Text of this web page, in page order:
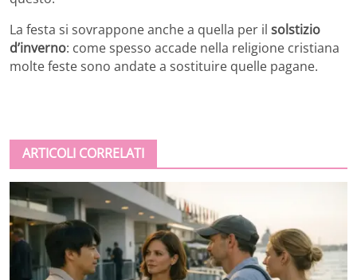
La festa si sovrappone anche a quella per il solstizio
d’inverno: come spesso accade nella religione cristiana
molte feste sono andate a sostituire quelle pagane.
ARTICOLI CORRELATI